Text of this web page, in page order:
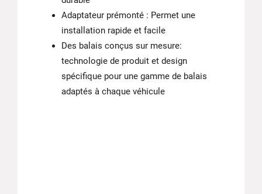
Adaptateur prémonté : Permet une
installation rapide et facile
Des balais conçus sur mesure:
technologie de produit et design
spécifique pour une gamme de balais
adaptés à chaque véhicule